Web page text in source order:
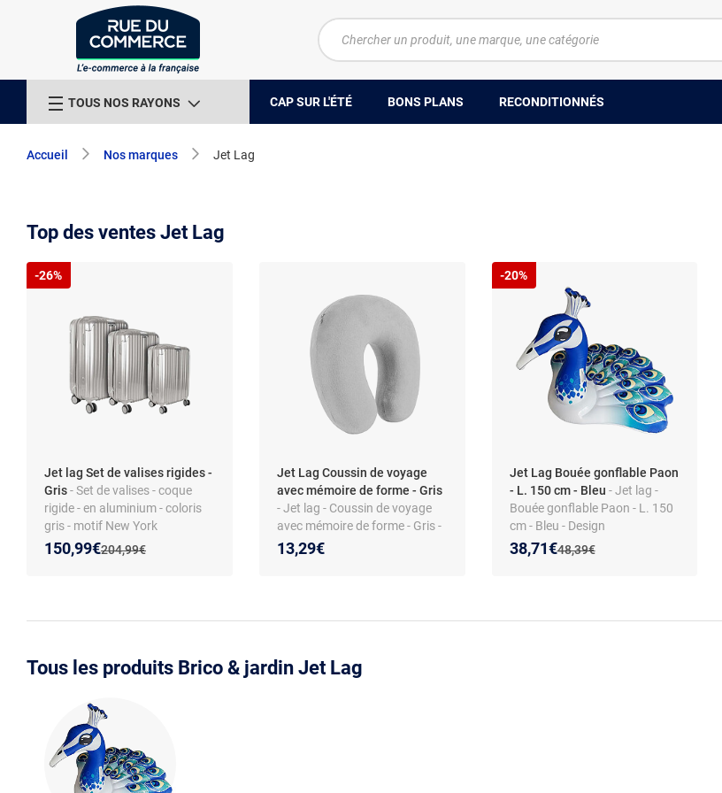
TOUS NOS RAYONS CAP SUR L'ÉTÉ BONS PLANS RECONDITIONNÉS
Accueil Nos marques Jet Lag
Top des ventes Jet Lag
Jet lag Set de valises rigides -
Gris- Set de valises - coque
rigide - en aluminium - coloris
gris - motif New York
Ancien prix :
204,99€
Nouveau prix :
150,99€
Réduction de :
-26%
Jet Lag Coussin de voyage
avec mémoire de forme - Gris
- Jet lag - Coussin de voyage
avec mémoire de forme - Gris -
Design
13,29€
Jet Lag Bouée gonflable Paon
- L. 150 cm - Bleu - Jet lag -
Bouée gonflable Paon - L. 150
cm - Bleu - Design
Ancien prix :
48,39€
Nouveau prix :
38,71€
Réduction de :
-20%
Tous les produits Brico & jardin Jet Lag